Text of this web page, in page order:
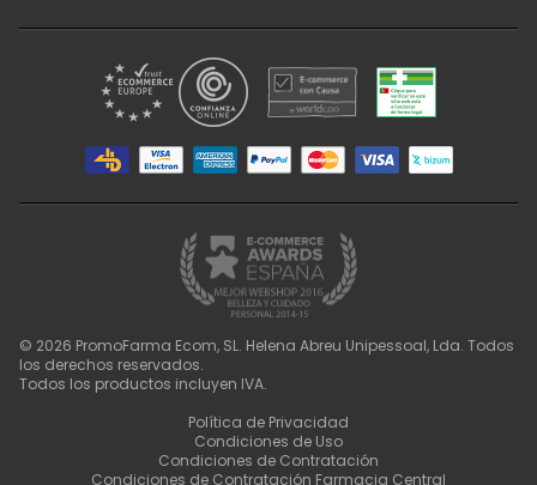
© 2026 PromoFarma Ecom, SL. Helena Abreu Unipessoal, Lda. Todos
los derechos reservados.
Todos los productos incluyen IVA.
Política de Privacidad
Condiciones de Uso
Condiciones de Contratación
Condiciones de Contratación Farmacia Central